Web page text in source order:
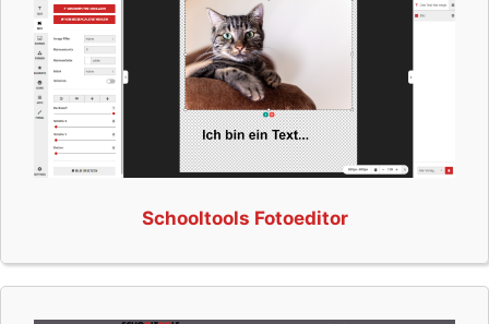
Schooltools Fotoeditor